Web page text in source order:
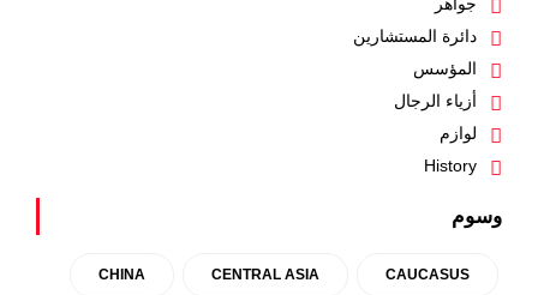
دائرة المستشارين
المؤسس
أزياء الرجال
لوازم
History
وسوم
CAUCASUS
CENTRAL ASIA
CHINA